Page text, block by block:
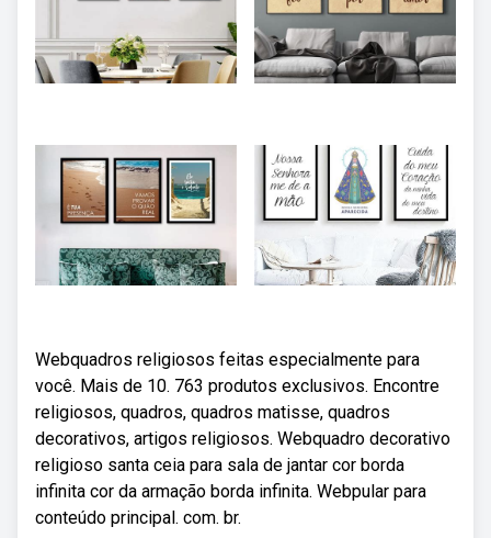
Webquadros religiosos feitas especialmente para
você. Mais de 10. 763 produtos exclusivos. Encontre
religiosos, quadros, quadros matisse, quadros
decorativos, artigos religiosos. Webquadro decorativo
religioso santa ceia para sala de jantar cor borda
infinita cor da armação borda infinita. Webpular para
conteúdo principal. com. br.